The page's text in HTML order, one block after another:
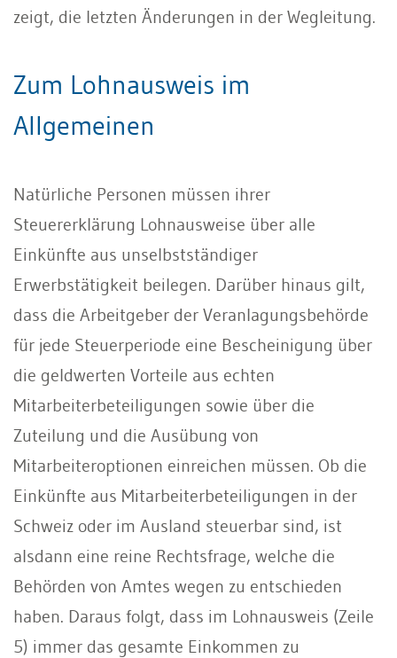
zeigt, die letzten Änderungen in der Wegleitung.
Zum Lohnausweis im
Allgemeinen
Natürliche Personen müssen ihrer
Steuererklärung Lohnausweise über alle
Einkünfte aus unselbstständiger
Erwerbstätigkeit beilegen. Darüber hinaus gilt,
dass die Arbeitgeber der Veranlagungsbehörde
für jede Steuerperiode eine Bescheinigung über
die geldwerten Vorteile aus echten
Mitarbeiterbeteiligungen sowie über die
Zuteilung und die Ausübung von
Mitarbeiteroptionen einreichen müssen. Ob die
Einkünfte aus Mitarbeiterbeteiligungen in der
Schweiz oder im Ausland steuerbar sind, ist
alsdann eine reine Rechtsfrage, welche die
Behörden von Amtes wegen zu entschieden
haben. Daraus folgt, dass im Lohnausweis (Zeile
5) immer das gesamte Einkommen zu